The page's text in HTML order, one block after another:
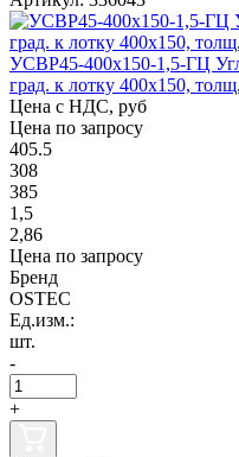
УСВР45-400х150-1,5-ГЦ
град. к лотку 400х150,
Цена с НДС, руб
Цена по запросу
405.5
308
385
1,5
2,86
Цена по запросу
Бренд
OSTEC
Ед.изм.:
шт.
-
+